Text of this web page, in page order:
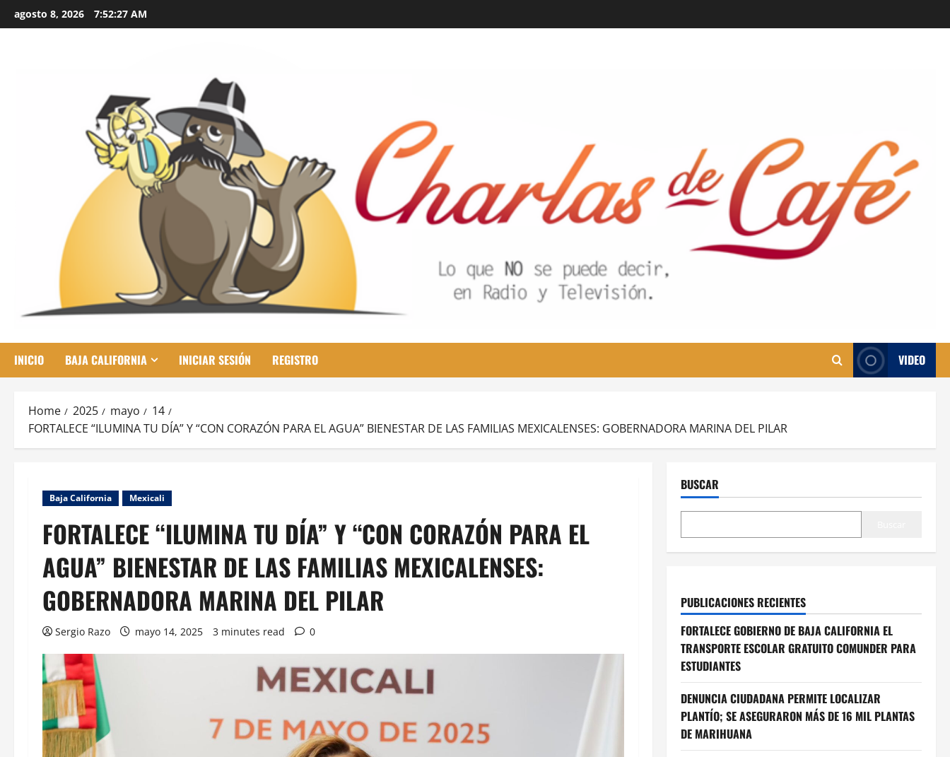
to
agosto 8, 2026 7:52:29 AM
INICIO BAJA CALIFORNIA INICIAR SESIÓN REGISTRO VIDEO
Home 2025 mayo
14
FORTALECE “ILUMINA TU DÍA” Y “CON CORAZÓN PARA EL AGUA” BIENESTAR DE LAS FAMILIAS MEXICALENSES: GOBERNADORA MARINA DEL PILAR
Baja California Mexicali
FORTALECE “ILUMINA TU DÍA” Y “CON CORAZÓN PARA EL
AGUA” BIENESTAR DE LAS FAMILIAS MEXICALENSES:
GOBERNADORA MARINA DEL PILAR
Sergio Razo mayo 14, 2025 3 minutes read 0
BUSCAR
PUBLICACIONES RECIENTES
FORTALECE GOBIERNO DE BAJA CALIFORNIA EL
TRANSPORTE ESCOLAR GRATUITO COMUNDER PARA
ESTUDIANTES
DENUNCIA CIUDADANA PERMITE LOCALIZAR
PLANTÍO; SE ASEGURARON MÁS DE 16 MIL PLANTAS
DE MARIHUANA